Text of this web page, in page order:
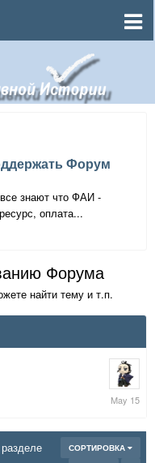
Форум
знают что ФАИ -
оплата...
Форума
найти тему и т.п.
1
May
СОРТИРОВКА